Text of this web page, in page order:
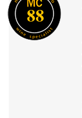
88